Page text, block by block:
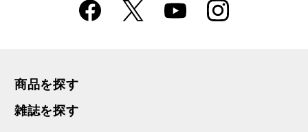
Faceboo
k
X YouTube Instagra
m
商品を探す
雑誌を探す